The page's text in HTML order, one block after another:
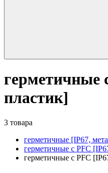
герметичные
пластик]
3 товара
герметичные [IP67,
герметичные с PFC
герметичные с PFC